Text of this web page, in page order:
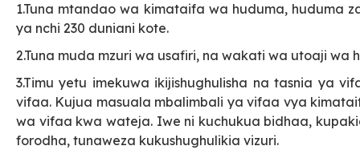
1.Tuna mtandao wa kimataifa wa huduma, huduma
ya nchi 230 duniani kote.
2.Tuna muda mzuri wa usafiri, na wakati wa utoaji wa
3.Timu yetu imekuwa ikijishughulisha na tasnia ya
vifaa. Kujua masuala mbalimbali ya vifaa vya
wa vifaa kwa wateja. Iwe ni kuchukua bidhaa,
forodha, tunaweza kukushughulikia vizuri.